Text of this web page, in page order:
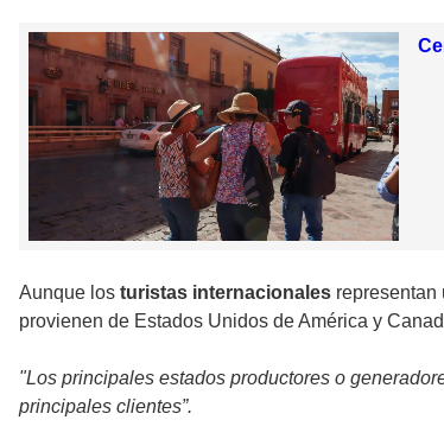
Aunque los turistas internacionales representan
provienen de Estados Unidos de América y
"Los principales estados productores o
principales clientes”.